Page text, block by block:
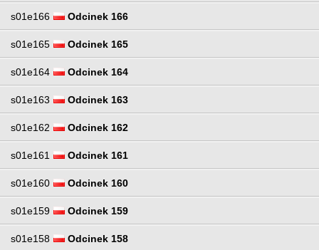
s01e166 Odcinek 166
s01e165 Odcinek 165
s01e164 Odcinek 164
s01e163 Odcinek 163
s01e162 Odcinek 162
s01e161 Odcinek 161
s01e160 Odcinek 160
s01e159 Odcinek 159
s01e158 Odcinek 158